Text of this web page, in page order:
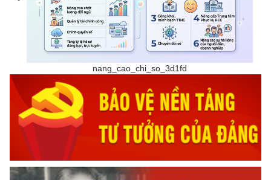
nang_cao_chi_so_3d1fd